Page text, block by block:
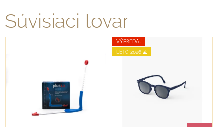
Súvisiaci tovar
VÝPREDAJ
LETO 2026 🌊